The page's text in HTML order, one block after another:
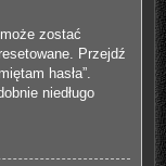
zostać
Przejdź
hasła”.
niedługo